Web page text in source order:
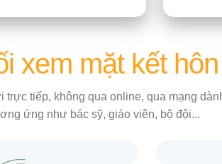
xem mặt kết hôn
tiếp, không qua online, qua mạng
ứng như bác sỹ, giáo viên, bộ đội...